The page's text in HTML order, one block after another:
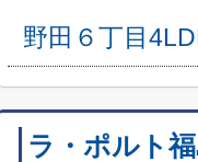
野田６丁目
ラ・ポルト